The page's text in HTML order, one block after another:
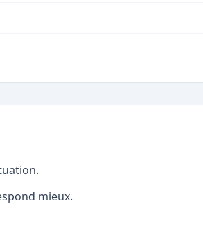
mieux.